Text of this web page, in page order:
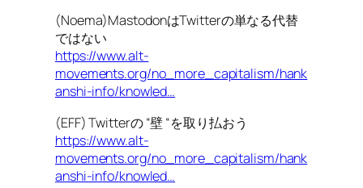
(Noema)MastodonはTwitterの単なる代替
ではない
https://www.alt-
movements.org/no_more_capitalism/hank
anshi-info/knowled…
(EFF) Twitterの “壁 “を取り払おう
https://www.alt-
movements.org/no_more_capitalism/hank
anshi-info/knowled…